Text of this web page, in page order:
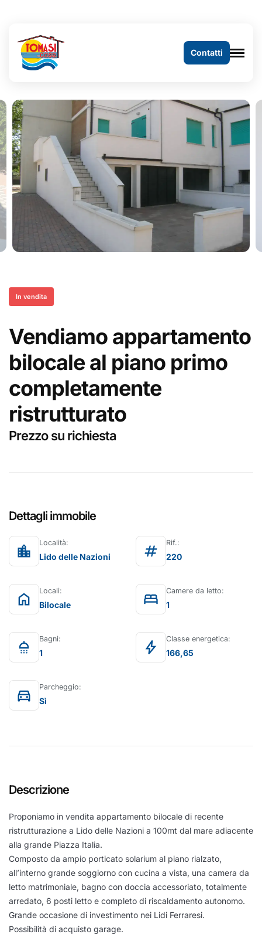
Contatti
In vendita
Vendiamo appartamento
bilocale al piano primo
completamente
ristrutturato
Prezzo su richiesta
Dettagli immobile
location_city Località:
Lido delle Nazioni tag Rif.:
220
home Locali:
Bilocale bed Camere da letto:
1
shower Bagni:
1 bolt Classe energetica:
166,65
directions_car Parcheggio:
Sì
Descrizione
Proponiamo in vendita appartamento bilocale di recente
ristrutturazione a Lido delle Nazioni a 100mt dal mare adiacente
alla grande Piazza Italia.
Composto da ampio porticato solarium al piano rialzato,
all’interno grande soggiorno con cucina a vista, una camera da
letto matrimoniale, bagno con doccia accessoriato, totalmente
arredato, 6 posti letto e completo di riscaldamento autonomo.
Grande occasione di investimento nei Lidi Ferraresi.
Possibilità di acquisto garage.